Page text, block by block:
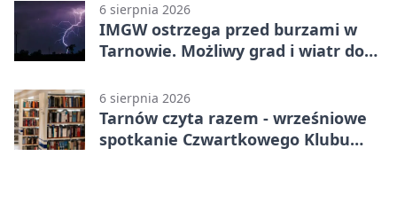
6 sierpnia 2026
IMGW ostrzega przed burzami w
Tarnowie. Możliwy grad i wiatr do
6 sierpnia 2026
Tarnów czyta razem - wrześniowe
spotkanie Czwartkowego Klubu